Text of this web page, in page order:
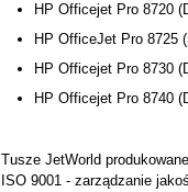
HP Officejet Pro 8720
HP OfficeJet Pro 8725
HP Officejet Pro 8730
HP Officejet Pro 8740
Tusze JetWorld
ISO 9001 - zarządzanie